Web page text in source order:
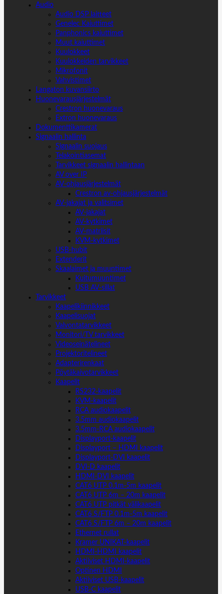
Audio
Audio DSP laitteet
Genelec Kaiuttimet
Panphonics kaiuttimet
Muut kaiuttimet
Kuulokkeet
Kuulokkeiden tarvikkeet
Mikrofonit
Vahvistimet
Langaton kuvansiirto
Huonevarausjärjestelmät
Crestron huonevaraus
Extron huonevaraus
Dokumenttikamerat
Signaalin hallinta
Signaalin suojaus
Telakointiasemat
Tarvikkeet signaalin hallintaan
AV over IP
AV-ohjausjärjestelmät
Crestron av-ohjausjärjestelmät
AV-jakajat ja valitsimet
AV-jakajat
AV-kytkimet
AV-matriisit
KVM-kytkimet
USB-hubit
Extenderit
Skaalaimet ja muuntimet
Kuitumuuntimet
USB AV-sillat
Tarvikkeet
Kaapelikiinnikkeet
Kaapelisuojat
Valvontatarvikkeet
Monitori/TV tarvikkeet
Videoseinätelineet
Projektoritelineet
Adapterirenkaat
Pöytäkaivotarvikkeet
Kaapelit
RS232-kaapelit
KVM-kaapelit
RCA audiokaapelit
3.5mm audiokaapelit
3.5mm-RCA audiokaapelit
Displayport-kaapelit
Displayport – HDMI kaapelit
Displayport-DVI kaapelit
DVI-D kaapelit
HDMI-DVI kaapelit
CAT6 UTP 0.1m-5m kaapelit
CAT6 UTP 6m – 20m kaapelit
CAT6 UTP pitkät välikaapelit
CAT6 S/FTP 0.1m-5m kaapelit
CAT6 S/FTP 6m – 20m kaapelit
Ethernet rullat
Kramer UNIKAT-kaapelit
HDMI-HDMI kaapelit
Aktiiviset HDMI-kaapelit
Optinen HDMI
Aktiiviset USB-kaapelit
USB-C kaapelit